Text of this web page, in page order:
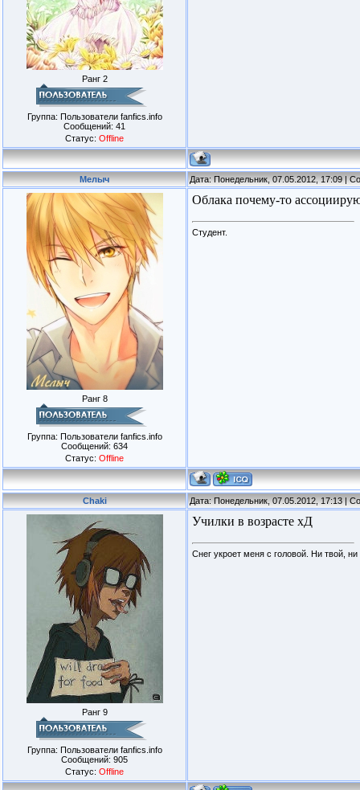
Ранг 2
Группа: Пользователи fanfics.info
Сообщений: 41
Статус: Offline
Мелыч Дата: Понедельник, 07.05.2012, 17:09 |
Ранг 8
Группа: Пользователи fanfics.info
Сообщений: 634
Статус: Offline
Облака почему-то
Студент.
Chaki Дата: Понедельник, 07.05.2012, 17:13 |
Ранг 9
Группа: Пользователи fanfics.info
Сообщений: 905
Статус: Offline
Училки в возрасте хД
Снег укроет меня с головой. Ни твой,